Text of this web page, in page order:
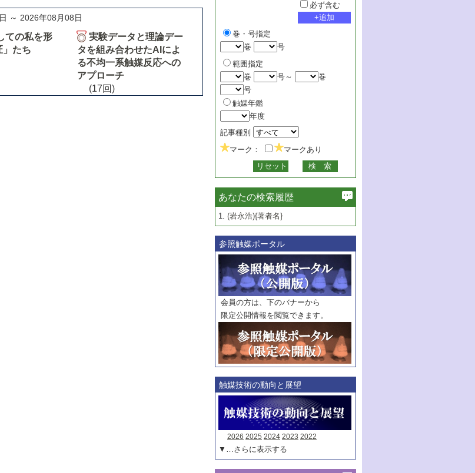
～ 2026年08月08日
ての私を形
」たち
実験データと理論デー
タを組み合わせたAIによ
る不均一系触媒反応への
アプローチ
(17回)
必ず含む
巻・号指定
巻
号
範囲指定
巻
号～
巻
号
触媒年鑑
年度
記事種別
マーク：
マークあり
あなたの検索履歴
1. (岩永浩){著者名}
参照触媒ポータル
会員の方は、下のバナーから
限定公開情報を閲覧できます。
触媒技術の動向と展望
2026 2025 2024 2023 2022
▼…さらに表示する